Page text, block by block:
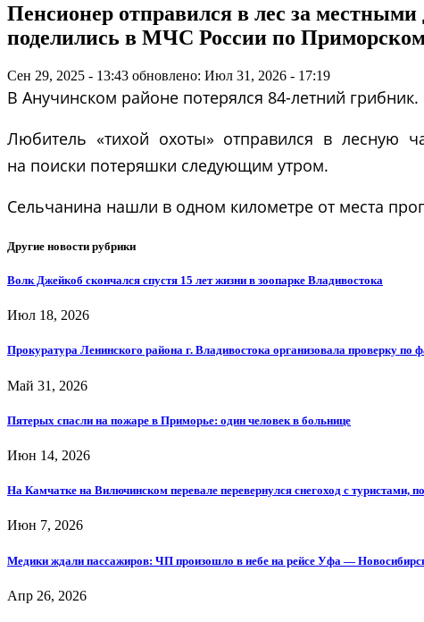
Пенсионер отправился в лес за
поделились в МЧС России по
Сен 29, 2025 - 13:43 обновлено: Июл 31, 2026 - 17:19
В Анучинском районе потерялся 84-летний
Любитель «тихой охоты» отправился в лесную
на поиски потеряшки следующим утром.
Сельчанина нашли в одном километре от места
Другие новости рубрики
Волк Джейкоб скончался спустя 15 лет жизни в зоопарке Владивостока
Июл 18, 2026
Прокуратура Ленинского района г. Владивостока организовала проверку по
Май 31, 2026
Пятерых спасли на пожаре в Приморье: один человек в больнице
Июн 14, 2026
На Камчатке на Вилючинском перевале перевернулся снегоход с туристами,
Июн 7, 2026
Медики ждали пассажиров: ЧП произошло в небе на рейсе Уфа —
Апр 26, 2026